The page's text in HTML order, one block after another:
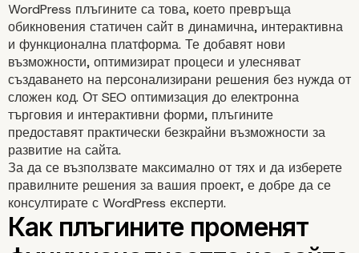
Въведение: плъгините
двигател на
WordPress плъгините са това, което превръща
обикновения статичен сайт в динамична, интерактивна
и функционална платформа. Те добавят нови
възможности, оптимизират процеси и улесняват
създаването на персонализирани решения без нужда от
сложен код. От SEO оптимизация до електронна
търговия и интерактивни форми, плъгините
предоставят практически безкрайни възможности за
развитие на сайта.
За да се възползвате максимално от тях и да изберете
правилните решения за вашия проект, е добре да се
консултирате с WordPress експерти.